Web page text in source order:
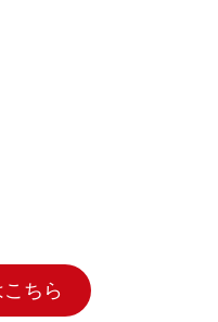
ちら